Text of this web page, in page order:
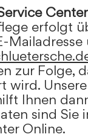
erfolgt
zur Folge,
wird.
Ihnen
sind Sie
Online.